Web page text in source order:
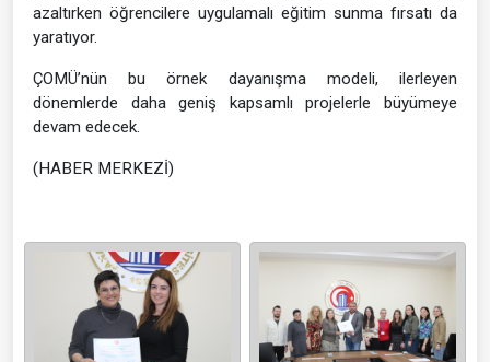
azaltırken öğrencilere uygulamalı eğitim sunma fırsatı da
yaratıyor.
ÇOMÜ’nün bu örnek dayanışma modeli, ilerleyen
dönemlerde daha geniş kapsamlı projelerle büyümeye
devam edecek.
(HABER MERKEZİ)